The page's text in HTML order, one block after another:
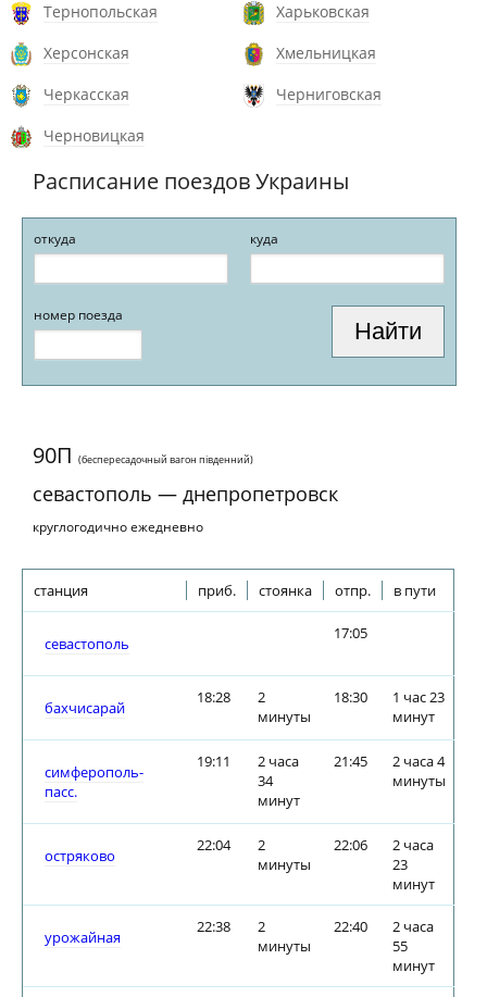
Тернопольская
Харьковская
Херсонская
Хмельницкая
Черкасская
Черниговская
Черновицкая
Расписание поездов Украины
откуда куда
номер поезда
90П (беспересадочный вагон пiвденний)
севастополь — днепропетровск
круглогодично ежедневно
станция приб. стоянка отпр. в пути
севастополь
17:05
бахчисарай
18:28
2
минуты
18:30
1 час 23
минут
симферополь-
пасс.
19:11
2 часа
34
минут
21:45
2 часа 4
минуты
остряково
22:04
2
минуты
22:06
2 часа
23
минут
урожайная
22:38
2
минуты
22:40
2 часа
55
минут